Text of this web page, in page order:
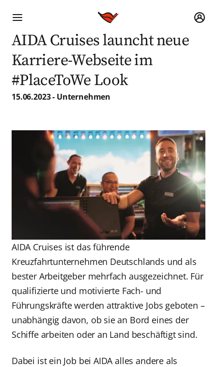
AIDA Cruises launcht neue
Karriere-Webseite im
#PlaceToWe Look
15.06.2023 - Unternehmen
AIDA Cruises ist das führende
Kreuzfahrtunternehmen Deutschlands und als
bester Arbeitgeber mehrfach ausgezeichnet. Für
qualifizierte und motivierte Fach- und
Führungskräfte werden attraktive Jobs geboten –
unabhängig davon, ob sie an Bord eines der
Schiffe arbeiten oder an Land beschäftigt sind.
Dabei ist ein Job bei AIDA alles andere als